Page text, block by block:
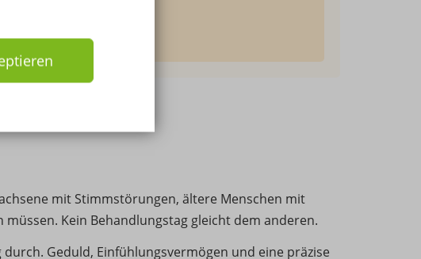
mit Stimmstörungen, ältere Menschen mit
Kein Behandlungstag gleicht dem anderen.
Geduld, Einfühlungsvermögen und eine präzise